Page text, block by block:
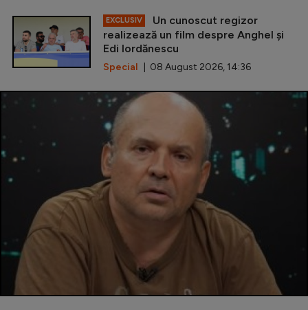
EXCLUSIV
Un cunoscut regizor
realizează un film despre Anghel și
Edi Iordănescu
Special | 08 August 2026, 14:36